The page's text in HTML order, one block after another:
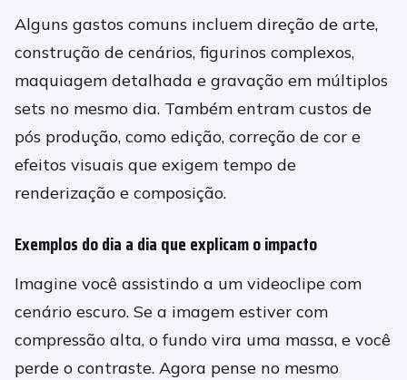
Alguns gastos comuns incluem direção de arte,
construção de cenários, figurinos complexos,
maquiagem detalhada e gravação em múltiplos
sets no mesmo dia. Também entram custos de
pós produção, como edição, correção de cor e
efeitos visuais que exigem tempo de
renderização e composição.
Exemplos do dia a dia que explicam o impacto
Imagine você assistindo a um videoclipe com
cenário escuro. Se a imagem estiver com
compressão alta, o fundo vira uma massa, e você
perde o contraste. Agora pense no mesmo